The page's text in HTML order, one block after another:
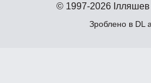
© 1997-2026
Зроблено в DL